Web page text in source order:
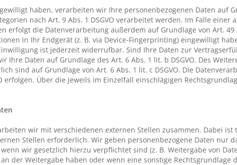
haben, verarbeiten wir Ihre personenbezogenen Daten auf
nach Art. 9 Abs. 1 DSGVO verarbeitet werden. Im Falle
erfolgt die Datenverarbeitung außerdem auf Grundlage von Art. 49
in Ihr Endgerät (z. B. via Device-Fingerprinting) eingewilligt
ist jederzeit widerrufbar. Sind Ihre Daten zur
Ihre Daten auf Grundlage des Art. 6 Abs. 1 lit. b DSGVO. Des
sind auf Grundlage von Art. 6 Abs. 1 lit. c DSGVO. Die
erfolgen. Über die jeweils im Einzelfall einschlägigen
wir mit verschiedenen externen Stellen zusammen. Dabei
Stellen erforderlich. Wir geben personenbezogene Daten nur
wir gesetzlich hierzu verpflichtet sind (z. B. Weitergabe von
der Weitergabe haben oder wenn eine sonstige